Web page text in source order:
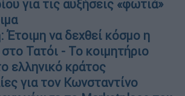
για τις αυξήσεις «φωτιά»
να δεχθεί κόσμο η
Τατόι - Το κοιμητήριο
ελληνικό κράτος
για τον Κωνσταντίνο